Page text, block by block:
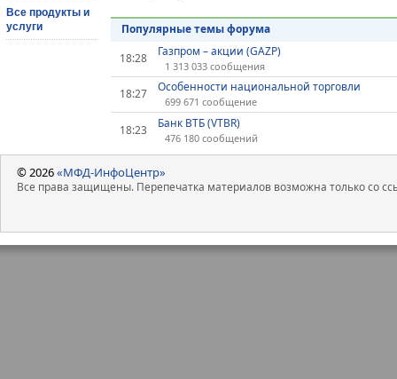
Все продукты и
услуги
Популярные темы форума
18:28
Газпром – акции (GAZP)
1 313 033 сообщения
18:27 Особенности национальной торговли
699 671 сообщение
18:23 Банк ВТБ (VTBR)
476 180 сообщений
© 2026«МФД-ИнфоЦентр»
Все права защищены. Перепечатка материалов возможна только со